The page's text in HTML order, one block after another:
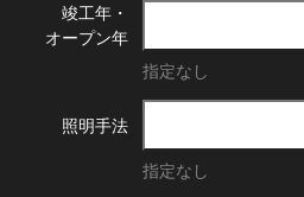
竣工年・
オープン年
指定なし
照明手法
指定なし